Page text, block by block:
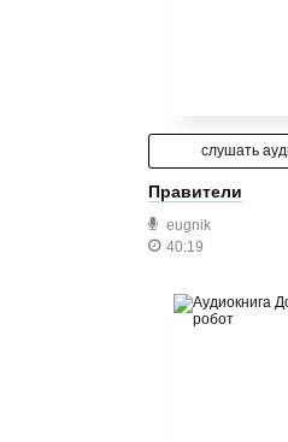
слушать
Правители
eugnik
40:19